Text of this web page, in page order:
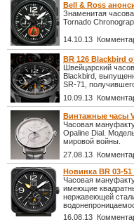
Bell & Ross
Знаменитая
Tornado
14.10.13
BR 126 Blackbird
Швейцарский
Blackbird,
SR-71,
10.09.13
Винтажные часы
Часовая
Opaline Dial.
мировой войны.
27.08.13
Новинка BR 03-
Часовая
имеющие
нержавеющей
16.08.13